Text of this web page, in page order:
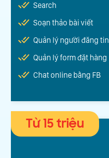
Search
Soạn thảo bài viết
Quản lý người đăng tin
Quản lý form đặt hàng
Chat online bằng FB
Từ 15 triệu